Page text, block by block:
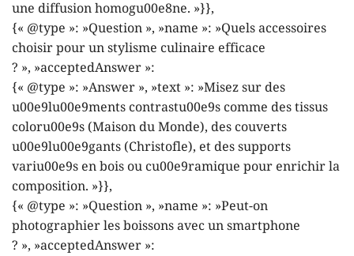
une diffusion homogu00e8ne. »}},
{« @type »: »Question », »name »: »Quels accessoires
choisir pour un stylisme culinaire efficace
? », »acceptedAnswer »:
{« @type »: »Answer », »text »: »Misez sur des
u00e9lu00e9ments contrastu00e9s comme des tissus
coloru00e9s (Maison du Monde), des couverts
u00e9lu00e9gants (Christofle), et des supports
variu00e9s en bois ou cu00e9ramique pour enrichir la
composition. »}},
{« @type »: »Question », »name »: »Peut-on
photographier les boissons avec un smartphone
? », »acceptedAnswer »: